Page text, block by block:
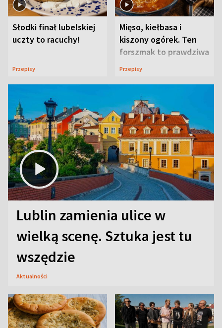
Słodki finał lubelskiej
uczty to racuchy!
Przepisy
Mięso, kiełbasa i
kiszony ogórek. Ten
forszmak to prawdziwa
uczta
Przepisy
Lublin zamienia ulice w
wielką scenę. Sztuka jest tu
wszędzie
Aktualności